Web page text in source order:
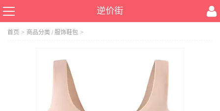
逆价街
首页 > 商品分类 / 服饰鞋包 >